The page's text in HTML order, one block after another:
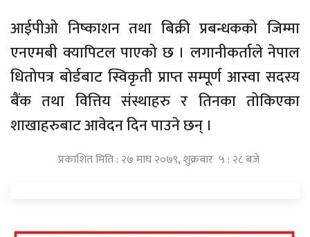
आईपीओ निष्काशन तथा बिक्री प्रबन्धकको जिम्मा
एनएमबी क्यापिटल पाएको छ । लगानीकर्ताले नेपाल
धितोपत्र बोर्डबाट स्विकृती प्राप्त सम्पूर्ण आस्वा सदस्य
बैंक तथा वित्तिय संस्थाहरु र तिनका तोकिएका
शाखाहरुबाट आवेदन दिन पाउने छन् ।
प्रकाशित मिति : २७ माघ २०७९, शुक्रबार ५ : २८ बजे